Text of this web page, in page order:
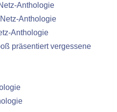
Anthologie
Anthologie
Anthologie
präsentiert vergessene